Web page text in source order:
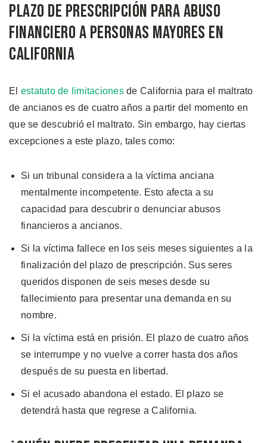
Plazo de Prescripción para Abuso
Financiero a Personas Mayores en
California
El estatuto de limitacionesde California para el maltrato
de ancianos es de cuatro años a partir del momento en
que se descubrió el maltrato. Sin embargo, hay ciertas
excepciones a este plazo, tales como:
Si un tribunal considera a la víctima anciana
mentalmente incompetente. Esto afecta a su
capacidad para descubrir o denunciar abusos
financieros a ancianos.
Si la víctima fallece en los seis meses siguientes a la
finalización del plazo de prescripción. Sus seres
queridos disponen de seis meses desde su
fallecimiento para presentar una demanda en su
nombre.
Si la víctima está en prisión. El plazo de cuatro años
se interrumpe y no vuelve a correr hasta dos años
después de su puesta en libertad.
Si el acusado abandona el estado. El plazo se
detendrá hasta que regrese a California.